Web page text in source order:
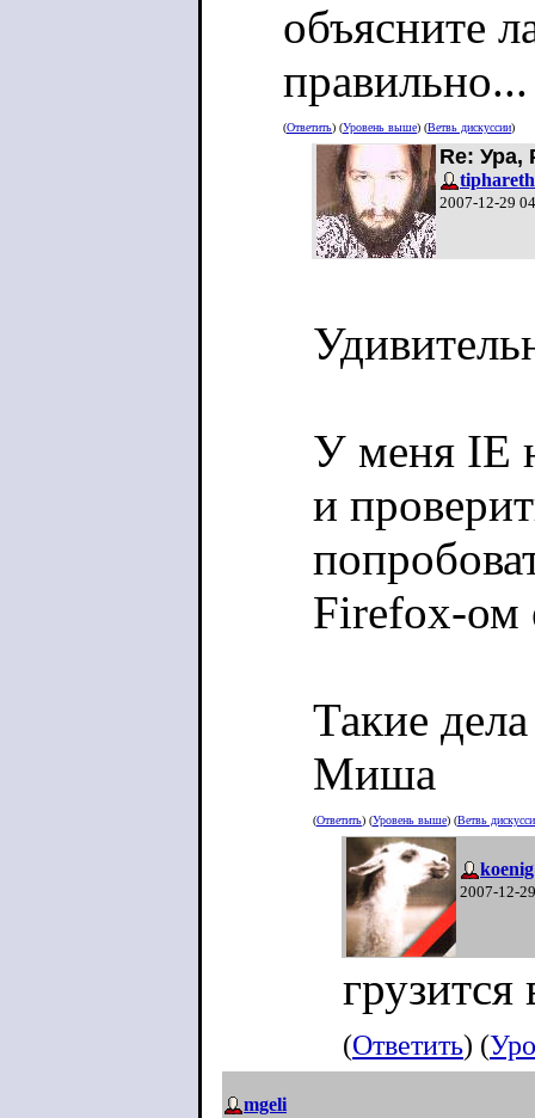
объясните
правильно...
(Ответить) (Уровень выше) (Ветвь дискуссии)
Re: Ура,
tiphareth
2007-12-29
У меня IE
и
Firefox-ом
Такие дела
Миша
(Ответить) (Уровень выше) (Ветвь
koenig
2007-12-
грузится
(Ответить) (
mgeli